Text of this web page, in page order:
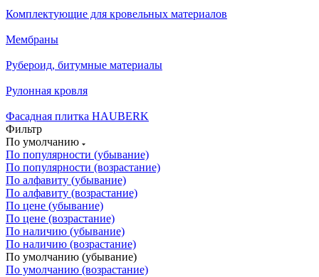
Комплектующие для кровельных материалов
Мембраны
Рубероид, битумные материалы
Рулонная кровля
Фасадная плитка HAUBERK
Фильтр
По умолчанию
По популярности (убывание)
По популярности (возрастание)
По алфавиту (убывание)
По алфавиту (возрастание)
По цене (убывание)
По цене (возрастание)
По наличию (убывание)
По наличию (возрастание)
По умолчанию (убывание)
По умолчанию (возрастание)